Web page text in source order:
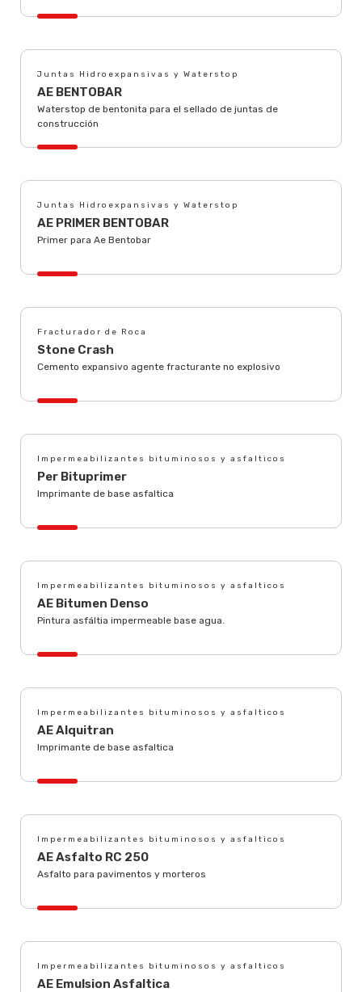
Juntas Hidroexpansivas y Waterstop
AE BENTOBAR
Waterstop de bentonita para el sellado de juntas de
construcción
Juntas Hidroexpansivas y Waterstop
AE PRIMER BENTOBAR
Primer para Ae Bentobar
Fracturador de Roca
Stone Crash
Cemento expansivo agente fracturante no explosivo
Impermeabilizantes bituminosos y asfalticos
Per Bituprimer
Imprimante de base asfaltica
Impermeabilizantes bituminosos y asfalticos
AE Bitumen Denso
Pintura asfáltia impermeable base agua.
Impermeabilizantes bituminosos y asfalticos
AE Alquitran
Imprimante de base asfaltica
Impermeabilizantes bituminosos y asfalticos
AE Asfalto RC 250
Asfalto para pavimentos y morteros
Impermeabilizantes bituminosos y asfalticos
AE Emulsion Asfaltica